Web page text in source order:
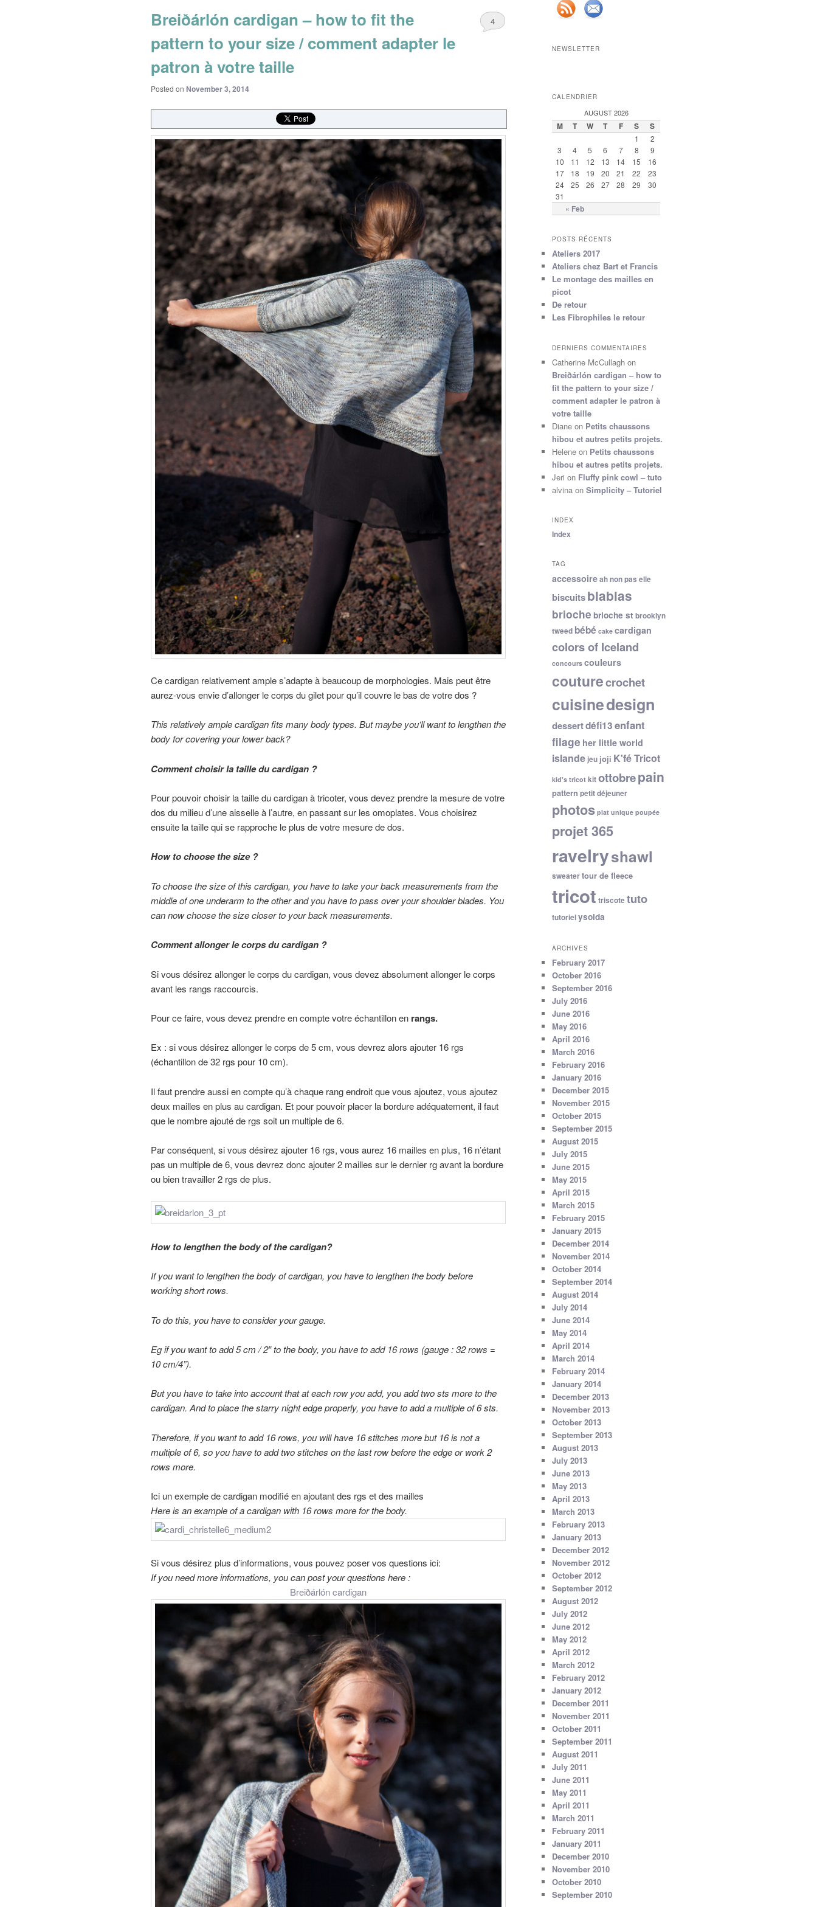
Breiðárlón cardigan – how to fit the
pattern to your size / comment adapter le
patron à votre taille
Posted on November 3, 2014
4
Ce cardigan relativement ample s’adapte à beaucoup de morphologies. Mais peut être
aurez-vous envie d’allonger le corps du gilet pour qu’il couvre le bas de votre dos ?
This relatively amplecardiganfits manybody types. But maybe you‘llwantto lengthenthe
body forcovering your lower back?
Comment choisir la taille du cardigan ?
Pour pouvoir choisir la taille du cardigan à tricoter, vous devez prendre la mesure de votre
dos du milieu d’une aisselle à l’autre, en passant sur les omoplates. Vous choisirez
ensuite la taille qui se rapproche le plus de votre mesure de dos.
How to choose the size ?
To choose the size of this cardigan, you have to take your back measurements from the
middle of one underarm to the other and you have to pass over your shoulder blades. You
can now choose the size closer to your back measurements.
Comment allonger le corps du cardigan ?
Si vous désirez allonger le corps du cardigan, vous devez absolument allonger le corps
avant les rangs raccourcis.
Pour ce faire, vous devez prendre en compte votre échantillon en rangs.
Ex : si vous désirez allonger le corps de 5 cm, vous devrez alors ajouter 16 rgs
(échantillon de 32 rgs pour 10 cm).
Il faut prendre aussi en compte qu’à chaque rang endroit que vous ajoutez, vous ajoutez
deux mailles en plus au cardigan. Et pour pouvoir placer la bordure adéquatement, il faut
que le nombre ajouté de rgs soit un multiple de 6.
Par conséquent, si vous désirez ajouter 16 rgs, vous aurez 16 mailles en plus, 16 n’étant
pas un multiple de 6, vous devrez donc ajouter 2 mailles sur le dernier rg avant la bordure
ou bien travailler 2 rgs de plus.
How tolengthen thebodyof the cardigan?
If you want tolengthenthe body ofcardigan, you have tolengthenthe body before
workingshort rows.
To do this, youhave toconsider your gauge.
Egif you want toadd 5 cm / 2″ to the body, youhavetoadd 16rows (gauge : 32 rows =
10 cm/4”).
But you have totake intoaccountthat at eachrowyou add, you add two sts more to the
cardigan.And toplace thestarry nightedgeproperly, you have to add a multiple of 6 sts.
Therefore, if you want to add 16rows, you will have 16 stitches more but 16is not a
multiple of 6, so you haveto addtwostitches on thelast rowbeforethe edgeor work2
rows more.
Ici un exemple de cardigan modifié en ajoutant des rgs et des mailles
Here is an example of a cardigan with 16 rows more for the body.
Si vous désirez plus d’informations, vous pouvez poser vos questions ici:
If you need more informations, you can post your questions here :
Breiðárlón cardigan
NEWSLETTER
CALENDRIER
AUGUST 2026
M T W T F S S
« Feb
1
2
3
4 5 6 7 8
9
10
11 12 13 14 15
16
17
18 19 20 21 22
23
24
25 26 27 28 29
30
31
POSTS RÉCENTS
Ateliers 2017
Ateliers chez Bart et Francis
Le montage des mailles en
picot
De retour
Les Fibrophiles le retour
DERNIERS COMMENTAIRES
Catherine McCullagh on
Breiðárlón cardigan – how to
fit the pattern to your size /
comment adapter le patron à
votre taille
Diane on Petits chaussons
hibou et autres petits projets.
Helene on Petits chaussons
hibou et autres petits projets.
Jeri on Fluffy pink cowl – tuto
alvina on Simplicity – Tutoriel
INDEX
Index
TAG
accessoireah non pas elle
biscuitsblablas
brioche brioche st brooklyn
tweed bébé cake cardigan
colors of Iceland
concours couleurs
couturecrochet
cuisinedesign
dessertdéfi13enfant
filage her little world
islande jeu joji K'fé Tricot
kid's tricot kitottobrepain
pattern petit déjeuner
photos plat unique poupée
projet 365
ravelryshawl
sweatertour de fleece
tricot triscote tuto
tutorielysolda
ARCHIVES
February 2017
October 2016
September 2016
July 2016
June 2016
May 2016
April 2016
March 2016
February 2016
January 2016
December 2015
November 2015
October 2015
September 2015
August 2015
July 2015
June 2015
May 2015
April 2015
March 2015
February 2015
January 2015
December 2014
November 2014
October 2014
September 2014
August 2014
July 2014
June 2014
May 2014
April 2014
March 2014
February 2014
January 2014
December 2013
November 2013
October 2013
September 2013
August 2013
July 2013
June 2013
May 2013
April 2013
March 2013
February 2013
January 2013
December 2012
November 2012
October 2012
September 2012
August 2012
July 2012
June 2012
May 2012
April 2012
March 2012
February 2012
January 2012
December 2011
November 2011
October 2011
September 2011
August 2011
July 2011
June 2011
May 2011
April 2011
March 2011
February 2011
January 2011
December 2010
November 2010
October 2010
September 2010